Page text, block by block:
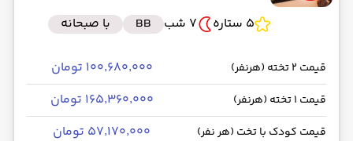
5 ستاره
7 شب BB با صبحانه
قیمت 2 تخته (هرنفر) ۱۰۰٬۶۸۰٬۰۰۰ تومان
قیمت 1 تخته (هرنفر) ۱۶۵٬۳۶۰٬۰۰۰ تومان
قیمت کودک با تخت (هر نفر) ۵۷٬۱۷۰٬۰۰۰ تومان